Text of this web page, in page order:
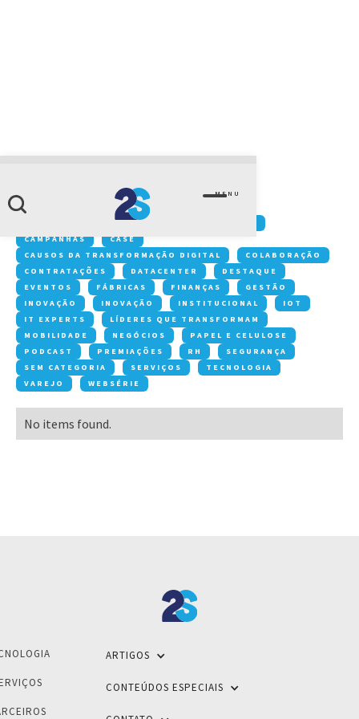
MENU
threat hunting
ACONTECE NA 2S
CAMPANHAS
CASE
CAUSOS DA TRANSFORMAÇÃO DIGITAL
COLABORAÇÃO
CONTRATAÇÕES
DATACENTER
DESTAQUE
EVENTOS
FÁBRICAS FINANÇAS
GESTÃO
INOVAÇÃO
INOVAÇÃO INSTITUCIONAL
IOT
IT EXPERTS
LÍDERES QUE TRANSFORMAM
MOBILIDADE
NEGÓCIOS
PAPEL E CELULOSE
PODCAST
PREMIAÇÕES RH
SEGURANÇA
SEM CATEGORIA
SERVIÇOS
TECNOLOGIA
VAREJO
WEBSÉRIE
No items found.
ARTIGOS
CONTEÚDOS ESPECIAIS